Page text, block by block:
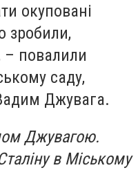
окуповані
зробили,
повалили
саду,
Джувага.
Джувагою.
в Міському